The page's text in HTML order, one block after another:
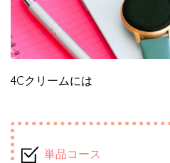
4Cクリームには
単品コース